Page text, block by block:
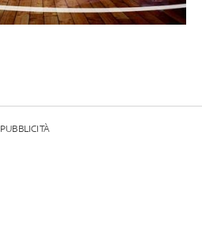
PUBBLICITÀ